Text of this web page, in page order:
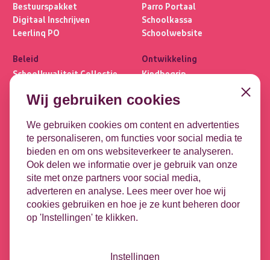
Bestuurspakket
Digitaal Inschrijven
Leerlinq PO
Beleid
Schoolkwaliteit Collectie
Privacybasis
Parro Portaal
Schoolkassa
Schoolwebsite
Ontwikkeling
Kindbegrip
OPP
Koppelingen
DULT
Google
Microsoft
HR-koppeling
Contact
Leeuwenbrug 1-51
7411 TE Deventer
Contact opnemen
Vacatures
Wij gebruiken cookies
We gebruiken cookies om content en advertenties
te personaliseren, om functies voor social media te
bieden en om ons websiteverkeer te analyseren.
Ook delen we informatie over je gebruik van onze
site met onze partners voor social media,
adverteren en analyse. Lees meer over hoe wij
cookies gebruiken en hoe je ze kunt beheren door
op 'Instellingen' te klikken.
Close
Instellingen